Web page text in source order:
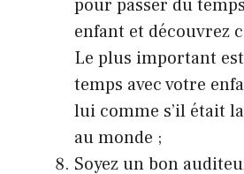
pour passer du
enfant et découvrez
Le plus important
temps avec votre
lui comme s’il était
au monde ;
Soyez un bon